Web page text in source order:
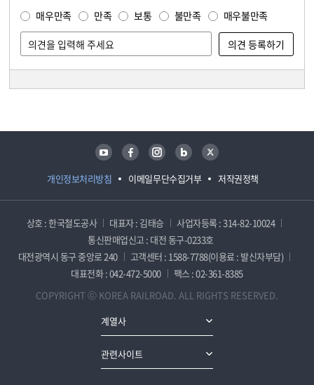
매우만족 만족 보통 불만족 매우불만족
개인정보처리방침 이메일무단수집거부 저작권정책
유튜브 페이스북 인스타그램 블로그 트위터
상호 : 한국철도공사 대표자 : 김태승
사업자등록 : 314-82-10024
통신판매업신고 : 대전 동구-0233호
대전광역시 동구 중앙로 240
고객센터 : 1588-7788(이용료 : 발신자부담)
대표전화 : 042-472-5000
팩스 : 02-361-8385
COPYRIGHT ⓒ KOREA RAILROAD. ALL RIGHTS RESERVED.
계열사
관련사이트